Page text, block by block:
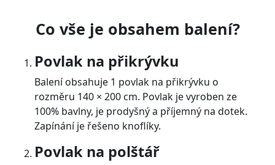
Co vše je obsahem balení?
Povlak na přikrývku
Balení obsahuje 1 povlak na přikrývku o
rozměru 140 × 200 cm. Povlak je vyroben ze
100% bavlny, je prodyšný a příjemný na dotek.
Zapínání je řešeno knoflíky.
Povlak na polštář